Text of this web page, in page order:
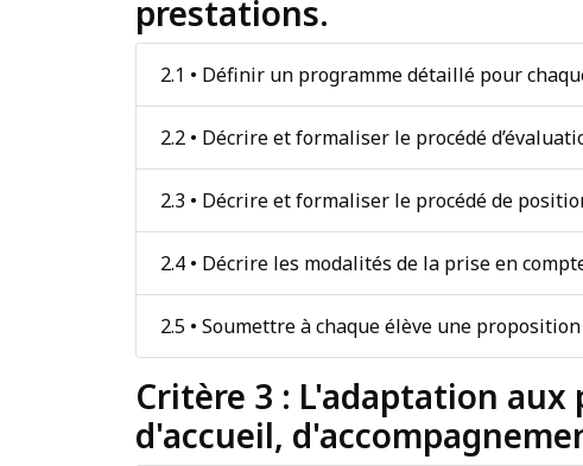
prestations.
2.1 • Définir un programme détaillé pour
2.2 • Décrire et formaliser le procédé
2.3 • Décrire et formaliser le procédé de
2.4 • Décrire les modalités de la prise en
2.5 • Soumettre à chaque élève une
Critère 3 : L'adaptation
d'accueil,